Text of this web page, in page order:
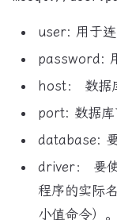
user: 用于
password:
host： 数据
port: 数据库
database:
driver： 要
程序的实际
小值命令）